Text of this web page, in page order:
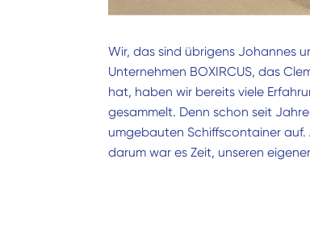
Wir, das sind übrigens Johannes
Unternehmen BOXIRCUS, das
hat, haben wir bereits viele
gesammelt. Denn schon seit
umgebauten Schiffscontainer auf.
darum war es Zeit, unseren